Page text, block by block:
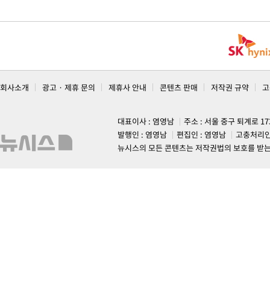
회사소개 광고 · 제휴 문의 제휴사 안내 콘텐츠 판매 저작권 규약
대표이사 : 염영남
주소 : 서울 중구 퇴계로
발행인 : 염영남
편집인 : 염영남
고충처리
뉴시스의 모든 콘텐츠는 저작권법의 보호를